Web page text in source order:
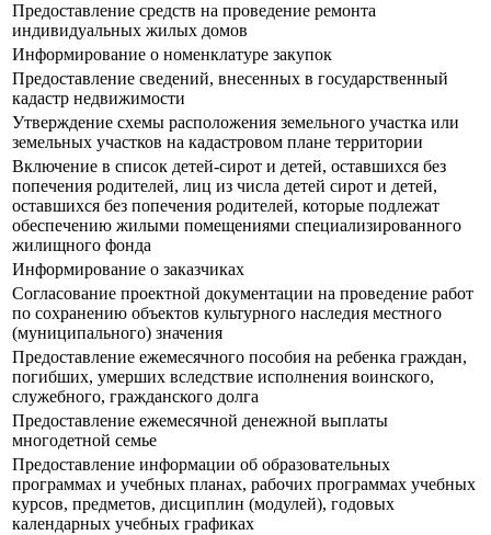
Предоставление средств на проведение ремонта
индивидуальных жилых домов
Информирование о номенклатуре закупок
Предоставление сведений, внесенных в государственный
кадастр недвижимости
Утверждение схемы расположения земельного участка или
земельных участков на кадастровом плане территории
Включение в список детей-сирот и детей, оставшихся без
попечения родителей, лиц из числа детей сирот и детей,
оставшихся без попечения родителей, которые подлежат
обеспечению жилыми помещениями специализированного
жилищного фонда
Информирование о заказчиках
Согласование проектной документации на проведение работ
по сохранению объектов культурного наследия местного
(муниципального) значения
Предоставление ежемесячного пособия на ребенка граждан,
погибших, умерших вследствие исполнения воинского,
служебного, гражданского долга
Предоставление ежемесячной денежной выплаты
многодетной семье
Предоставление информации об образовательных
программах и учебных планах, рабочих программах учебных
курсов, предметов, дисциплин (модулей), годовых
календарных учебных графиках